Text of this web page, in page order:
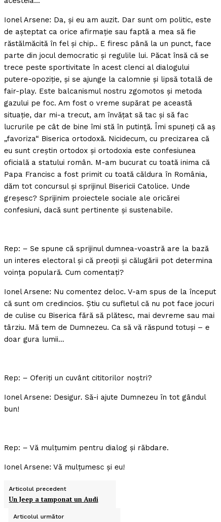
Ionel Arsene: Da, şi eu am auzit. Dar sunt om politic, este
de aşteptat ca orice afirmaţie sau faptă a mea să fie
răstălmăcită în fel şi chip.. E firesc până la un punct, face
parte din jocul democratic şi regulile lui. Păcat însă că se
trece peste sportivitate în acest clenci al dialogului
putere-opoziţie, şi se ajunge la calomnie şi lipsă totală de
fair-play. Este balcanismul nostru zgomotos şi metoda
gazului pe foc. Am fost o vreme supărat pe această
situaţie, dar mi-a trecut, am învăţat să tac şi să fac
lucrurile pe cât de bine îmi stă în putinţă. Îmi spuneţi că aş
„favoriza“ Biserica ortodoxă. Nicidecum, cu precizarea că
eu sunt creştin ortodox şi ortodoxia este confesiunea
oficială a statului român. M-am bucurat cu toată inima că
Papa Francisc a fost primit cu toată căldura în România,
dăm tot concursul şi sprijinul Bisericii Catolice. Unde
greşesc? Sprijinim proiectele sociale ale oricărei
confesiuni, dacă sunt pertinente şi sustenabile.
Rep: – Se spune că sprijinul dumnea-voastră are la bază
un interes electoral şi că preoţii şi călugării pot determina
voinţa populară. Cum comentaţi?
Ionel Arsene: Nu comentez deloc. V-am spus de la început
că sunt om credincios. Ştiu cu sufletul că nu pot face jocuri
de culise cu Biserica fără să plătesc, mai devreme sau mai
târziu. Mă tem de Dumnezeu. Ca să vă răspund totuşi – e
doar gura lumii…
Rep: – Oferiţi un cuvânt cititorilor noştri?
Ionel Arsene: Desigur. Să-i ajute Dumnezeu în tot gândul
bun!
Rep: – Vă mulţumim pentru dialog şi răbdare.
Ionel Arsene: Vă mulţumesc şi eu!
Articolul precedent
Un Jeep a tamponat un Audi
Articolul următor